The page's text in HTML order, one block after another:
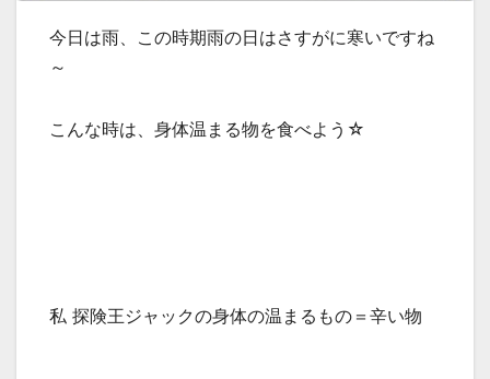
今日は雨、この時期雨の日はさすがに寒いですね
～
こんな時は、身体温まる物を食べよう☆
私 探険王ジャックの身体の温まるもの＝辛い物